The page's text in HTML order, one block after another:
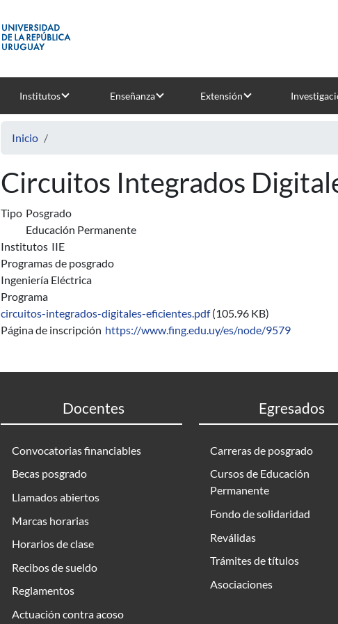
Institutos Enseñanza Extensión
Inicio
Circuitos Integrados
Tipo Posgrado
Educación Permanente
Institutos IIE
Programas de posgrado
Ingeniería Eléctrica
Programa
circuitos-integrados-digitales-eficientes.pdf (105.96 KB)
Página de inscripción https://www.fing.edu.uy/es/node/9579
Docentes
Convocatorias financiables
Becas posgrado
Llamados abiertos
Marcas horarias
Horarios de clase
Recibos de sueldo
Reglamentos
Actuación contra acoso
Egresados
Carreras de posgrado
Cursos de Educación
Permanente
Fondo de solidaridad
Reválidas
Trámites de títulos
Asociaciones